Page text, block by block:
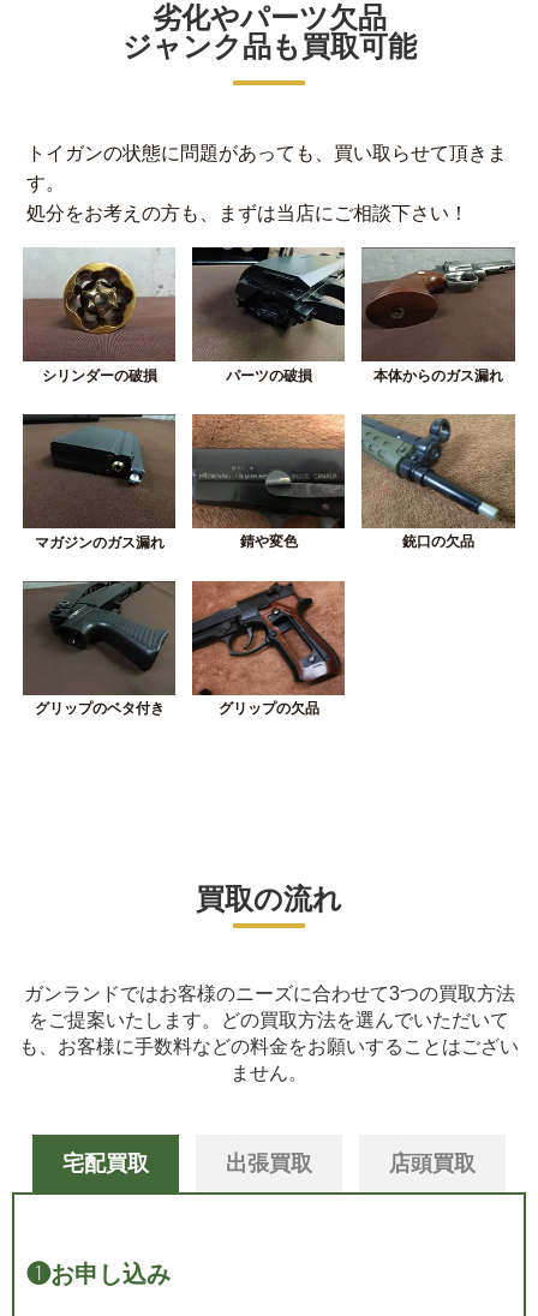
劣化やパーツ欠品
ジャンク品も買取可能
トイガンの状態に問題があっても、買い取らせて頂きま
す。
処分をお考えの方も、まずは当店にご相談下さい！
シリンダーの破損 パーツの破損 本体からのガス漏れ
マガジンのガス漏れ 錆や変色 銃口の欠品
グリップのベタ付き グリップの欠品
買取の流れ
ガンランドではお客様のニーズに合わせて3つの買取方法
をご提案いたします。
どの買取方法を選んでいただいて
も、お客様に手数料などの料金をお願いすることはござい
ません。
宅配買取 出張買取 店頭買取
❶お申し込み